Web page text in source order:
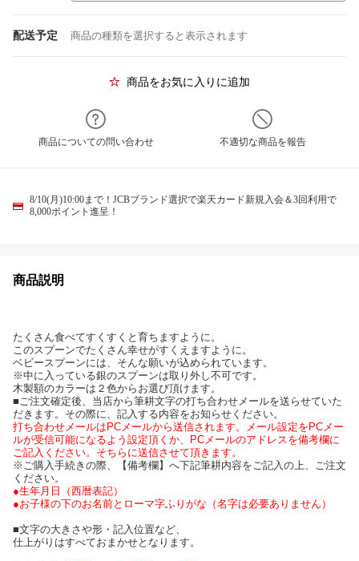
配送予定 商品の種類を選択すると表示されます
商品をお気に入りに追加
商品についての問い合わせ 不適切な商品を報告
8/10(月)10:00まで！JCBブランド選択で楽天カード新規入会＆3回利用で
8,000ポイント進呈！
商品説明
たくさん食べてすくすくと育ちますように。
このスプーンでたくさん幸せがすくえますように。
ベビースプーンには、そんな願いが込められています。
※中に入っている銀のスプーンは取り外し不可です。
木製額のカラーは２色からお選び頂けます。
■ご注文確定後、当店から筆耕文字の打ち合わせメールを送らせていた
だきます。その際に、記入する内容をお知らせください。
打ち合わせメールはPCメールから送信されます。メール設定をPCメー
ルが受信可能になるよう設定頂くか、PCメールのアドレスを備考欄に
ご記入ください。そちらに送信させて頂きます。
※ご購入手続きの際、【備考欄】へ下記筆耕内容をご記入の上、ご注文
ください。
●生年月日（西暦表記）
●お子様の下のお名前とローマ字ふりがな（名字は必要ありません）
■文字の大きさや形・記入位置など、
仕上がりはすべておまかせとなります。